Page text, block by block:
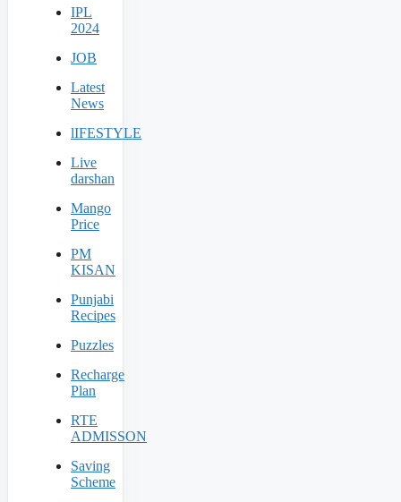
IPL
2024
JOB
Latest
News
lIFESTYLE
Live
darshan
Mango
Price
PM
KISAN
Punjabi
Recipes
Puzzles
Recharge
Plan
RTE
ADMISSON
Saving
Scheme